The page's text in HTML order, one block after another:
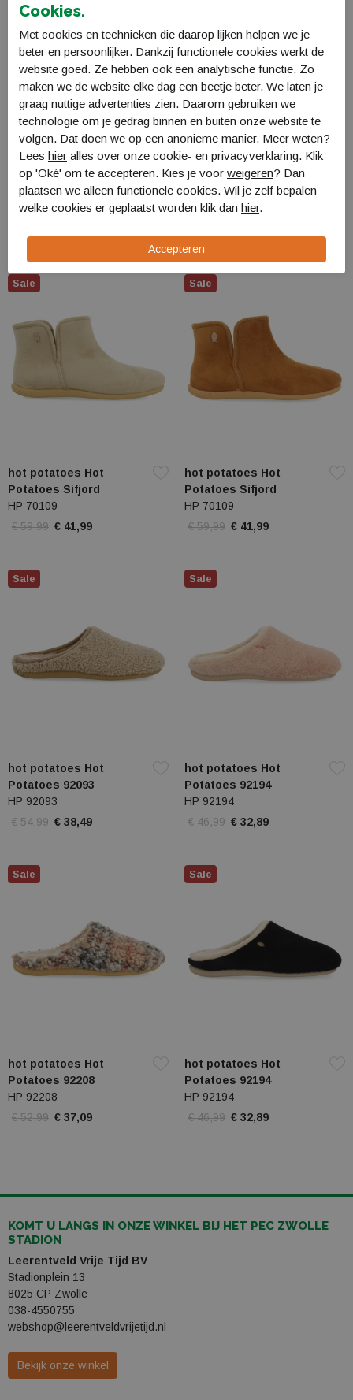
hot potatoes Hot
Potatoes 92109
HP 92109
hot potatoes Hot
Potatoes 92207
HP 92207
hot potatoes Hot
Potatoes Sifjord
HP 70109
€ 59,99 € 41,99
Sale
hot potatoes Hot
Potatoes Sifjord
HP 70109
€ 59,99 € 41,99
Sale
hot potatoes Hot
Potatoes 92093
HP 92093
€ 54,99 € 38,49
Sale
hot potatoes Hot
Potatoes 92194
HP 92194
€ 46,99 € 32,89
Sale
hot potatoes Hot
Potatoes 92208
HP 92208
€ 52,99 € 37,09
Sale
hot potatoes Hot
Potatoes 92194
HP 92194
€ 46,99 € 32,89
Sale
KOMT U LANGS IN ONZE WINKEL BIJ HET PEC ZWOLLE
STADION
Leerentveld Vrije Tijd BV
Stadionplein 13
8025 CP Zwolle
038-4550755
webshop@leerentveldvrijetijd.nl
Bekijk onze winkel
Cookies.
Met cookies en technieken die daarop lijken helpen we je
beter en persoonlijker. Dankzij functionele cookies werkt de
website goed. Ze hebben ook een analytische functie. Zo
maken we de website elke dag een beetje beter. We laten je
graag nuttige advertenties zien. Daarom gebruiken we
technologie om je gedrag binnen en buiten onze website te
volgen. Dat doen we op een anonieme manier. Meer weten?
Lees hier alles over onze cookie- en privacyverklaring. Klik
op 'Oké' om te accepteren. Kies je voor weigeren? Dan
plaatsen we alleen functionele cookies. Wil je zelf bepalen
welke cookies er geplaatst worden klik dan hier.